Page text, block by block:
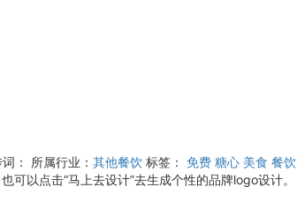
： 所属行业： 其他餐饮 标签： 免费 糖心 美食 餐饮
以点击“马上去设计”去生成个性的品牌logo设计。